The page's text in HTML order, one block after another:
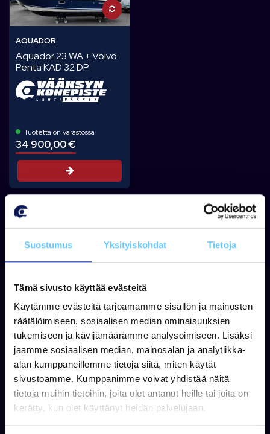
Suostumus Yksityiskohdat Tietoja
Tämä sivusto käyttää evästeitä
Käytämme evästeitä tarjoamamme sisällön ja mainosten
räätälöimiseen, sosiaalisen median ominaisuuksien
tukemiseen ja kävijämäärämme analysoimiseen. Lisäksi
jaamme sosiaalisen median, mainosalan ja analytiikka-
alan kumppaneillemme tietoja siitä, miten käytät
sivustoamme. Kumppanimme voivat yhdistää näitä
tietoja muihin tietoihin, joita olet antanut heille tai joita on
kerätty, kun olet käyttänyt heidän palvelujaan.
AQUADOR
Aquador 23 WA + Volvo
Penta KAD 32 DP
Tuotetta on varastossa
34 900,00 €
Tarjouspyyntö
1
Tilaa uutiskirjeemme
Tilaamalla uutiskirjeen saat parhaat tarjoukset